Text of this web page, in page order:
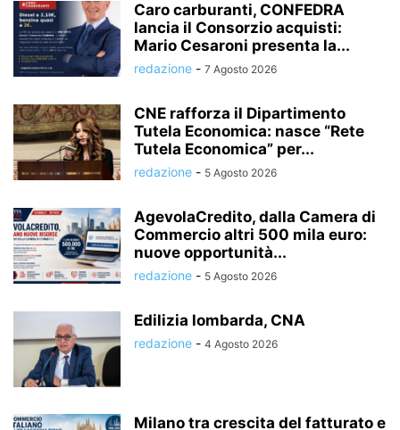
Caro carburanti, CONFEDRA
lancia il Consorzio acquisti:
Mario Cesaroni presenta la...
redazione - 7 Agosto 2026
CNE rafforza il Dipartimento
Tutela Economica: nasce “Rete
Tutela Economica” per...
redazione - 5 Agosto 2026
AgevolaCredito, dalla Camera di
Commercio altri 500 mila euro:
nuove opportunità...
redazione - 5 Agosto 2026
Edilizia lombarda, CNA
redazione - 4 Agosto 2026
Milano tra crescita del fatturato e